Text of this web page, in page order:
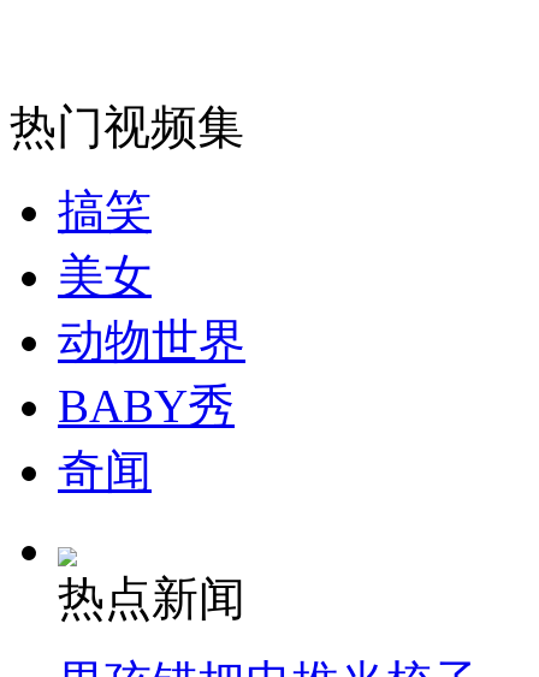
走！跟着总书记去植树
消防员救轻生者
纽约上演“枕头大战”
司机酒驾遇交警 急速倒车逃窜
热门视频集
搞笑
美女
动物世界
BABY秀
奇闻
热点新闻